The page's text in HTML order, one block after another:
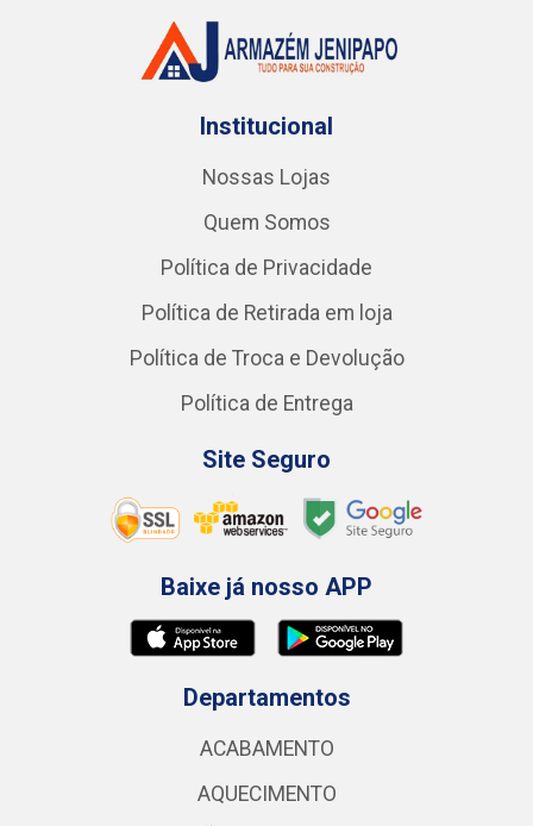
Institucional
Nossas Lojas
Quem Somos
Política de Privacidade
Política de Retirada em loja
Política de Troca e Devolução
Política de Entrega
Site Seguro
Baixe já nosso APP
Departamentos
ACABAMENTO
AQUECIMENTO